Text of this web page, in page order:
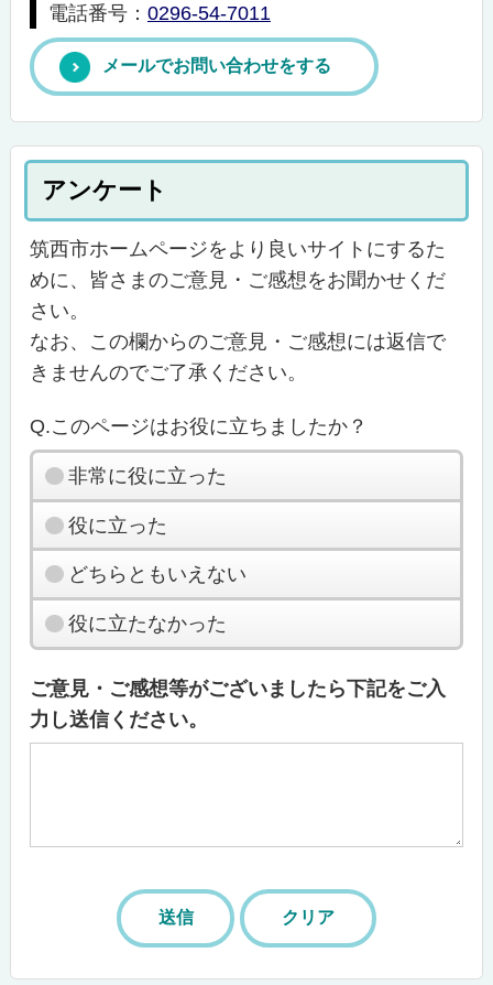
電話番号： 0296-54-7011
メールでお問い合わせをする
アンケート
筑西市ホームページをより良いサイトにするた
めに、皆さまのご意見・ご感想をお聞かせくだ
さい。
なお、この欄からのご意見・ご感想には返信で
きませんのでご了承ください。
Q.このページはお役に立ちましたか？
非常に役に立った
役に立った
どちらともいえない
役に立たなかった
ご意見・ご感想等がございましたら下記をご入
力し送信ください。